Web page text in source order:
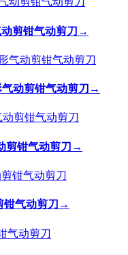
剪钳气动剪刀 →
动剪钳气动剪刀 →
剪钳气动剪刀 →
钳气动剪刀 →